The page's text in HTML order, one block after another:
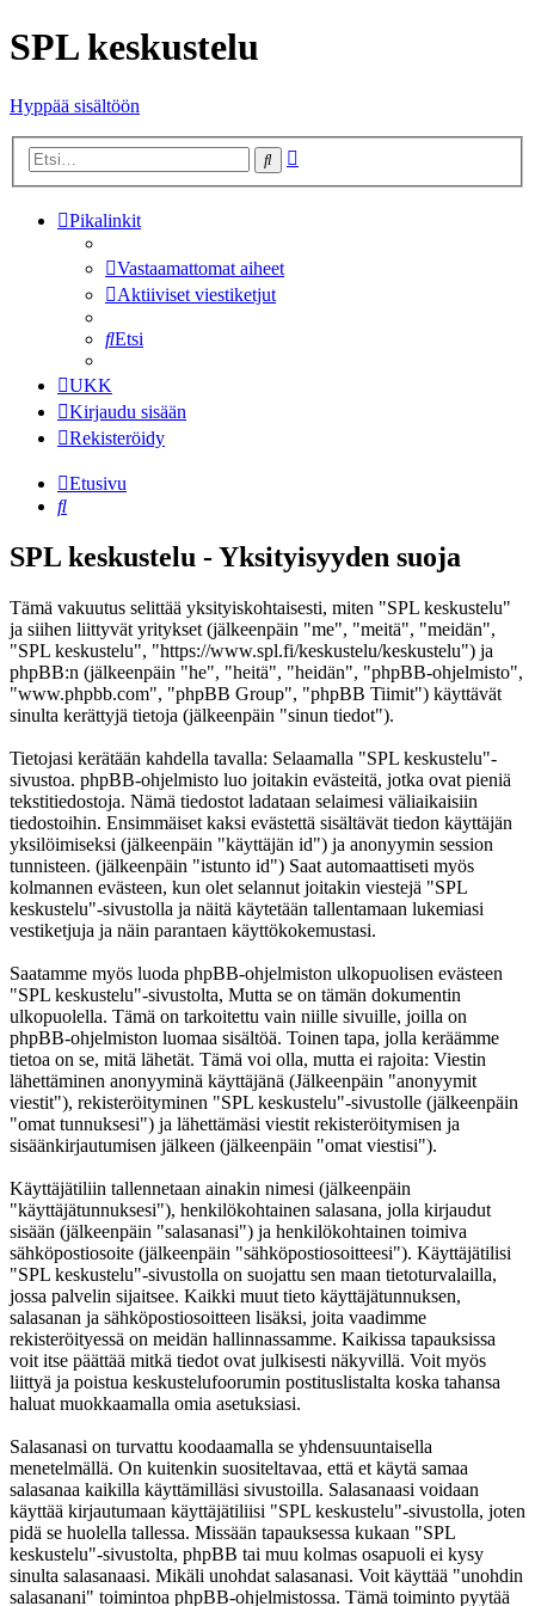
SPL keskustelu
Hyppää sisältöön
Etsi
Pikalinkit
Vastaamattomat aiheet
Aktiiviset viestiketjut
Etsi
UKK
Kirjaudu sisään
Rekisteröidy
Etusivu
Etsi
SPL keskustelu - Yksityisyyden suoja
Tämä vakuutus selittää yksityiskohtaisesti, miten "SPL keskustelu"
ja siihen liittyvät yritykset (jälkeenpäin "me", "meitä", "meidän",
"SPL keskustelu", "https://www.spl.fi/keskustelu/keskustelu") ja
phpBB:n (jälkeenpäin "he", "heitä", "heidän", "phpBB-ohjelmisto",
"www.phpbb.com", "phpBB Group", "phpBB Tiimit") käyttävät
sinulta kerättyjä tietoja (jälkeenpäin "sinun tiedot").
Tietojasi kerätään kahdella tavalla: Selaamalla "SPL keskustelu"-
sivustoa. phpBB-ohjelmisto luo joitakin evästeitä, jotka ovat pieniä
tekstitiedostoja. Nämä tiedostot ladataan selaimesi väliaikaisiin
tiedostoihin. Ensimmäiset kaksi evästettä sisältävät tiedon käyttäjän
yksilöimiseksi (jälkeenpäin "käyttäjän id") ja anonyymin session
tunnisteen. (jälkeenpäin "istunto id") Saat automaattiseti myös
kolmannen evästeen, kun olet selannut joitakin viestejä "SPL
keskustelu"-sivustolla ja näitä käytetään tallentamaan lukemiasi
vestiketjuja ja näin parantaen käyttökokemustasi.
Saatamme myös luoda phpBB-ohjelmiston ulkopuolisen evästeen
"SPL keskustelu"-sivustolta, Mutta se on tämän dokumentin
ulkopuolella. Tämä on tarkoitettu vain niille sivuille, joilla on
phpBB-ohjelmiston luomaa sisältöä. Toinen tapa, jolla keräämme
tietoa on se, mitä lähetät. Tämä voi olla, mutta ei rajoita: Viestin
lähettäminen anonyyminä käyttäjänä (Jälkeenpäin "anonyymit
viestit"), rekisteröityminen "SPL keskustelu"-sivustolle (jälkeenpäin
"omat tunnuksesi") ja lähettämäsi viestit rekisteröitymisen ja
sisäänkirjautumisen jälkeen (jälkeenpäin "omat viestisi").
Käyttäjätiliin tallennetaan ainakin nimesi (jälkeenpäin
"käyttäjätunnuksesi"), henkilökohtainen salasana, jolla kirjaudut
sisään (jälkeenpäin "salasanasi") ja henkilökohtainen toimiva
sähköpostiosoite (jälkeenpäin "sähköpostiosoitteesi"). Käyttäjätilisi
"SPL keskustelu"-sivustolla on suojattu sen maan tietoturvalailla,
jossa palvelin sijaitsee. Kaikki muut tieto käyttäjätunnuksen,
salasanan ja sähköpostiosoitteen lisäksi, joita vaadimme
rekisteröityessä on meidän hallinnassamme. Kaikissa tapauksissa
voit itse päättää mitkä tiedot ovat julkisesti näkyvillä. Voit myös
liittyä ja poistua keskustelufoorumin postituslistalta koska tahansa
haluat muokkaamalla omia asetuksiasi.
Salasanasi on turvattu koodaamalla se yhdensuuntaisella
menetelmällä. On kuitenkin suositeltavaa, että et käytä samaa
salasanaa kaikilla käyttämilläsi sivustoilla. Salasanaasi voidaan
käyttää kirjautumaan käyttäjätiliisi "SPL keskustelu"-sivustolla, joten
pidä se huolella tallessa. Missään tapauksessa kukaan "SPL
keskustelu"-sivustolta, phpBB tai muu kolmas osapuoli ei kysy
sinulta salasanaasi. Mikäli unohdat salasanasi. Voit käyttää "unohdin
salasanani" toimintoa phpBB-ohjelmistossa. Tämä toiminto pyytää